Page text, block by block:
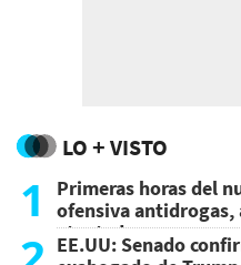
LO + VISTO
1
Primeras horas del
ofensiva antidrogas,
atentado
EE.UU: Senado